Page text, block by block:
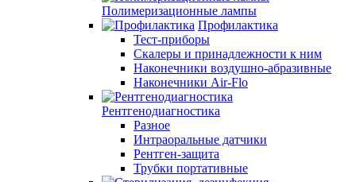
Полимеризационные лампы
Профилактика
Тест-приборы
Скалеры и принадлежности к ним
Наконечники воздушно-абразивные
Наконечники Air-Flo
Рентгенодиагностика
Разное
Интраоральные датчики
Рентген-защита
Трубки портативные